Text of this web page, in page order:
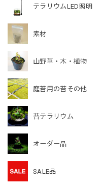
テラリウムLED照明
素材
山野草・木・植物
庭苔用の苔その他
苔テラリウム
オーダー品
SALE品
さんはいつも安心できま
青々とした元気な苔でし
す。
2026/06/01
とても生き生きとした苔
る」というのがピッタリ